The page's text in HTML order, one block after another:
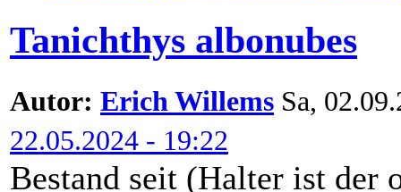
Tanichthys albonubes
Autor: Erich Willems Sa,
22.05.2024 - 19:22
Bestand seit (Halter ist der